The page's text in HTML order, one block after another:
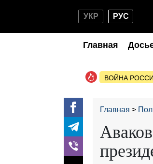
УКР РУС
Главная
ВОЙНА
Главная